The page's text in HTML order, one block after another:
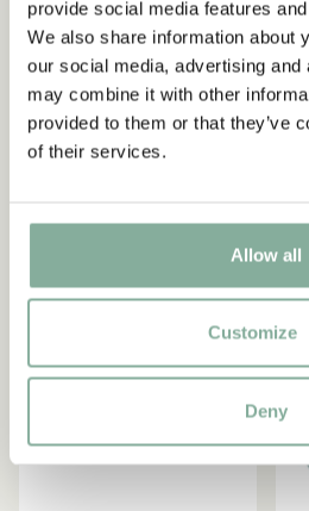
provide social media features
We also share information about
our social media, advertising
may combine it with other
provided to them or that they’ve
of their services.
Allow all
Customize
Deny
Pippi Langstrumpf Tablett
Geburtstag Rosa – 27 x 20
cm
PIPPI LANGSTRUMPF
29.95 EUR